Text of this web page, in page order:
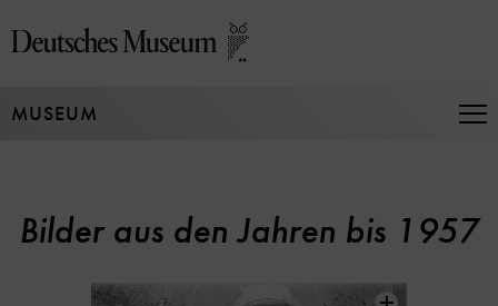
zum
MUSEUM
Bilder aus den Jahren bis 1957
Inhaltskarussell